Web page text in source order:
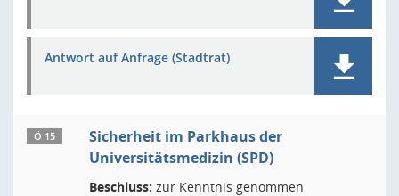
Antwort auf Anfrage (Stadtrat)
Ö 15
Sicherheit im Parkhaus der
Universitätsmedizin (SPD)
Beschluss: zur Kenntnis genommen